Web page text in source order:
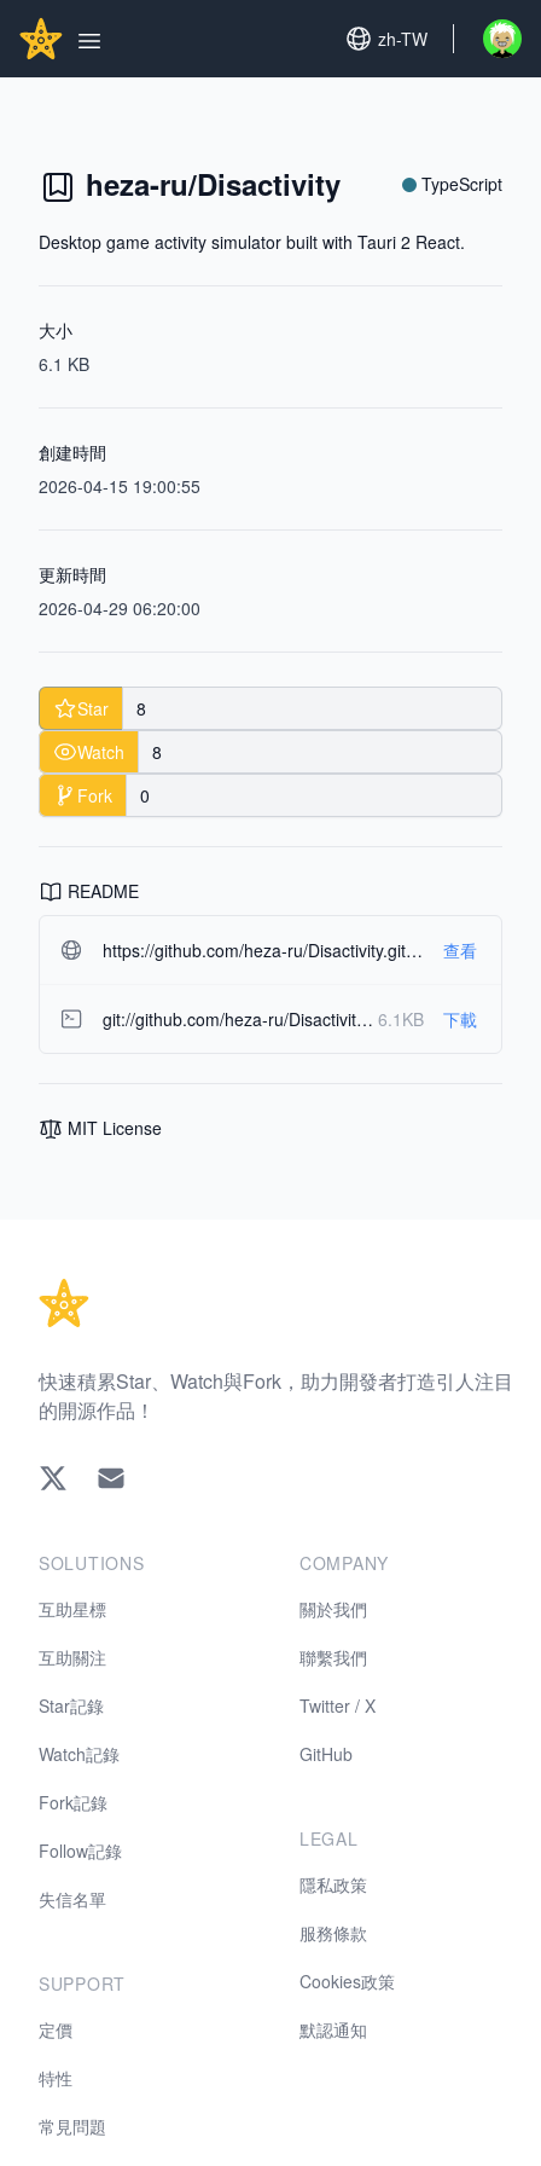
GITHUBSTAR
Open main menu
Set language
zh-TW Open
heza-ru/Disactivity TypeScript
Desktop game activity simulator built with Tauri 2 React.
大小
6.1 KB
創建時間
2026-04-15 19:00:55
更新時間
2026-04-29 06:20:00
Star
8
Watch
8
Fork
0
README
https://github.com/heza-ru/Disactivity.git#readme-ov-file 查看
git://github.com/heza-ru/Disactivity.git 6.1KB 下載
MIT License
快速積累Star、Watch與Fork，助力開發者打造引人注目
的開源作品！
Twitter EMAIL
SOLUTIONS
互助星標
互助關注
Star記錄
Watch記錄
Fork記錄
Follow記錄
失信名單
SUPPORT
定價
特性
常見問題
COMPANY
關於我們
聯繫我們
Twitter / X
GitHub
LEGAL
隱私政策
服務條款
Cookies政策
默認通知